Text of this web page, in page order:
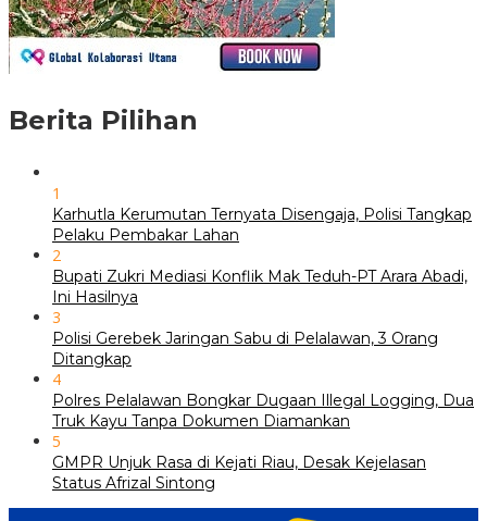
Berita Pilihan
1
Karhutla Kerumutan Ternyata Disengaja, Polisi Tangkap
Pelaku Pembakar Lahan
2
Bupati Zukri Mediasi Konflik Mak Teduh-PT Arara Abadi,
Ini Hasilnya
3
Polisi Gerebek Jaringan Sabu di Pelalawan, 3 Orang
Ditangkap
4
Polres Pelalawan Bongkar Dugaan Illegal Logging, Dua
Truk Kayu Tanpa Dokumen Diamankan
5
GMPR Unjuk Rasa di Kejati Riau, Desak Kejelasan
Status Afrizal Sintong